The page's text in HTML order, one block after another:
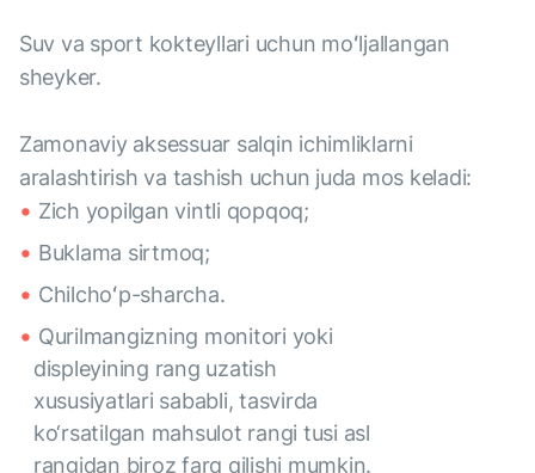
Suv va sport kokteyllari uchun moʻljallangan
sheyker.
Zamonaviy aksessuar salqin ichimliklarni
aralashtirish va tashish uchun juda mos keladi:
Zich yopilgan vintli qopqoq;
Buklama sirtmoq;
Chilchoʻp-sharcha.
Qurilmangizning monitori yoki
displeyining rang uzatish
xususiyatlari sababli, tasvirda
ko‘rsatilgan mahsulot rangi tusi asl
rangidan biroz farq qilishi mumkin.